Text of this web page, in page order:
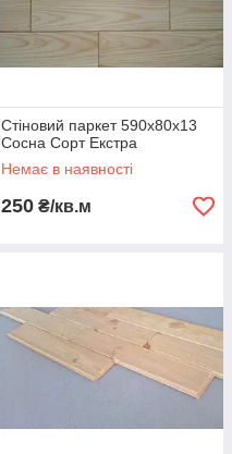
Стіновий паркет 590х80х13
Сосна Сорт Екстра
Немає в наявності
250 ₴/кв.м